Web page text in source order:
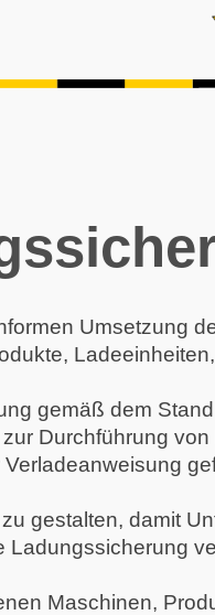
Umsetzung
gemäß dem
Durchführung
gestalten, damit
Ladungssicherung
Maschinen,